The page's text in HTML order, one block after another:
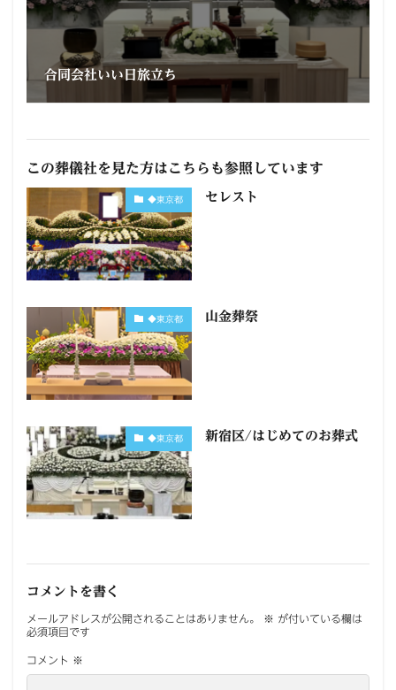
合同会社いい日旅立ち
この葬儀社を見た方はこちらも参照しています
◆東京都 セレスト
◆東京都 山金葬祭
◆東京都 新宿区/はじめてのお葬式
コメントを書く
メールアドレスが公開されることはありません。 ※ が付いている欄は
必須項目です
コメント ※